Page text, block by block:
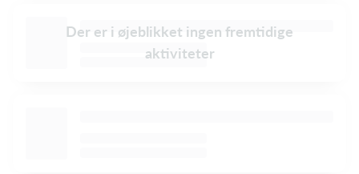
Der er i øjeblikket ingen fremtidige
aktiviteter